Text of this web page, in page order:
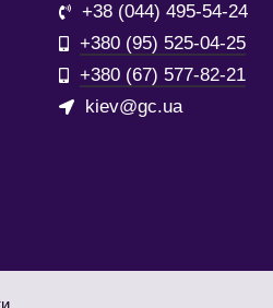
+38 (044) 495-54-24
+380 (95) 525-04-25
+380 (67) 577-82-21
kiev@gc.ua